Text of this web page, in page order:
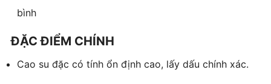
bình
ĐẶC ĐIỂM CHÍNH
Cao su đặc có tính ổn định cao, lấy dấu chính xác.